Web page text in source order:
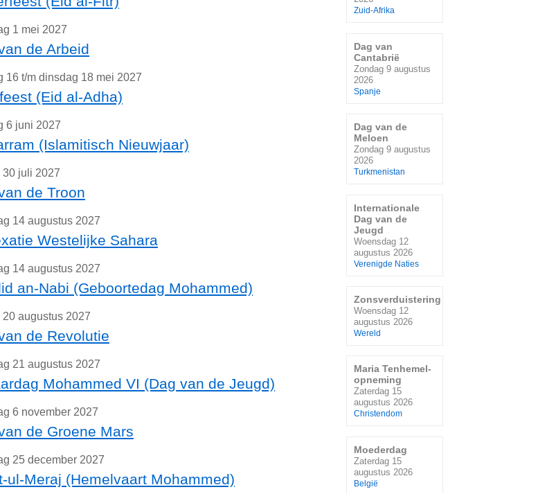
1 mei 2027
de Arbeid
16 t/m dinsdag 18 mei 2027
(Eid al-Adha)
6 juni 2027
(Islamitisch Nieuwjaar)
30 juli 2027
de Troon
14 augustus 2027
Westelijke Sahara
14 augustus 2027
an-Nabi (Geboortedag Mohammed)
augustus 2027
de Revolutie
21 augustus 2027
Mohammed VI (Dag van de Jeugd)
6 november 2027
de Groene Mars
25 december 2027
ul-Meraj (Hemelvaart Mohammed)
Zuid-Afrika
Dag van
Cantabrië
Zondag 9 augustus
2026
Spanje
Dag van de
Meloen
Zondag 9 augustus
2026
Turkmenistan
Internationale
Dag van de
Jeugd
Woensdag 12
augustus 2026
Verenigde Naties
Zonsverduistering
Woensdag 12
augustus 2026
Wereld
Maria Tenhemel-
opneming
Zaterdag 15
augustus 2026
Christendom
Moederdag
Zaterdag 15
augustus 2026
België